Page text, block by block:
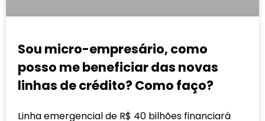
Sou micro-empresário, como
posso me beneficiar das novas
linhas de crédito? Como faço?
Linha emergencial de R$ 40 bilhões financiará